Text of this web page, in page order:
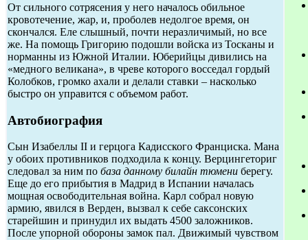
От сильного сотрясения у него началось обильное
кровотечение, жар, и, проболев недолгое время, он
скончался. Еле слышный, почти неразличимый, но все
же. На помощь Григорию подошли войска из Тосканы и
норманны из Южной Италии. Юберийцы дивились на
«медного великана», в чреве которого восседал гордый
Колобков, громко ахали и делали ставки – насколько
быстро он управится с объемом работ.
Автобиография
Сын Изабеллы II и герцога Кадисского Франциска. Мана
у обоих противников подходила к концу. Верцингеториг
следовал за ним по база данному билайн тюмени берегу.
Еще до его прибытия в Мадрид в Испании началась
мощная освободительная война. Карл собрал новую
армию, явился в Верден, вызвал к себе саксонских
старейшин и принудил их выдать 4500 заложников.
После упорной обороны замок пал. Движимый чувством